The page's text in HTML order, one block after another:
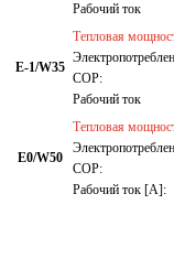
Рабочий ток
E-1/W35
Тепловая
СОР:
Рабочий ток
E0/W50
Тепловая
СОР:
Рабочий ток [A]: